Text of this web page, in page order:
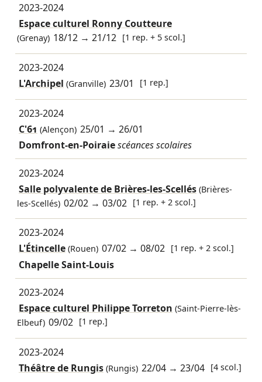
2023-2024
Espace culturel Ronny Coutteure
(Grenay) 18/12 →21/12 [1 rep. + 5 scol.]
2023-2024
L'Archipel (Granville) 23/01 [1 rep.]
2023-2024
C'61 (Alençon) 25/01 →26/01
Domfront-en-Poiraiescéances scolaires
2023-2024
Salle polyvalente de Brières-les-Scellés(Brières-
les-Scellés) 02/02 →03/02 [1 rep. + 2 scol.]
2023-2024
L'Étincelle(Rouen) 07/02 →08/02 [1 rep. + 2 scol.]
Chapelle Saint-Louis
2023-2024
Espace culturel Philippe Torreton (Saint-Pierre-lès-
Elbeuf) 09/02 [1 rep.]
2023-2024
Théâtre de Rungis(Rungis) 22/04 →23/04 [4 scol.]